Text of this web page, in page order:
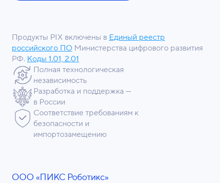
ООО «ПИКС Роботикс»
Продукты PIX включены в Единый реестр
российского ПО Министерства цифрового развития
РФ. Коды 1.01, 2.01
Полная технологическая
независимость
Разработка и поддержка —
в России
Соответствие требованиям к
безопасности и
импортозамещению